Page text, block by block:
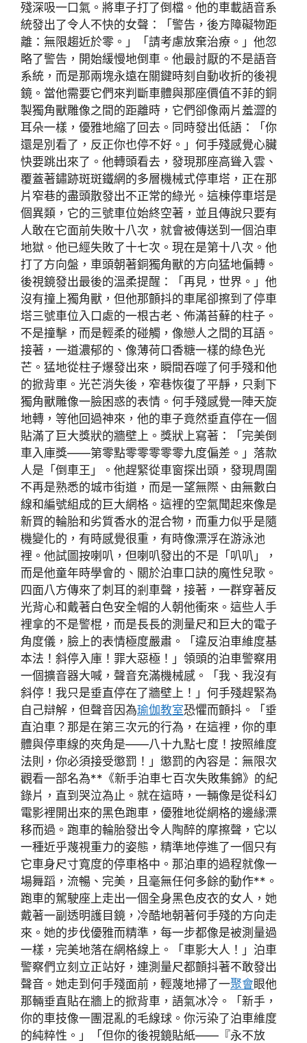
殘深吸一口氣。將車子打了倒檔。他的車載語音系
統發出了令人不快的女聲：「警告，後方障礙物距
離：無限趨近於零。」「請考慮放棄治療。」他忽
略了警告，開始緩慢地倒車。他最討厭的不是語音
系統，而是那兩塊永遠在關鍵時刻自動收折的後視
鏡。當他需要它們來判斷車體與那座價值不菲的銅
製獨角獸雕像之間的距離時，它們卻像兩片羞澀的
耳朵一樣，優雅地縮了回去。同時發出低語：「你
還是別看了，反正你也停不好。」何手殘感覺心臟
快要跳出來了。他轉頭看去，發現那座高聳入雲、
覆蓋著鏽跡斑斑鐵網的多層機械式停車塔，正在那
片窄巷的盡頭散發出不正常的綠光。這棟停車塔是
個異類，它的三號車位始終空著，並且傳說只要有
人敢在它面前失敗十八次，就會被傳送到一個泊車
地獄。他已經失敗了十七次。現在是第十八次。他
打了方向盤，車頭朝著銅獨角獸的方向猛地偏轉。
後視鏡發出最後的溫柔提醒：「再見，世界。」他
沒有撞上獨角獸，但他那顫抖的車尾卻擦到了停車
塔三號車位入口處的一根古老、佈滿苔蘚的柱子。
不是撞擊，而是輕柔的碰觸，像戀人之間的耳語。
接著，一道濃郁的、像薄荷口香糖一樣的綠色光
芒。猛地從柱子爆發出來，瞬間吞噬了何手殘和他
的掀背車。光芒消失後，窄巷恢復了平靜，只剩下
獨角獸雕像一臉困惑的表情。何手殘感覺一陣天旋
地轉，等他回過神來，他的車子竟然垂直停在一個
貼滿了巨大獎狀的牆壁上。獎狀上寫著：「完美倒
車入庫獎——第零點零零零零零九度偏差。」落款
人是「倒車王」。他趕緊從車窗探出頭，發現周圍
不再是熟悉的城市街道，而是一望無際、由無數白
線和編號組成的巨大網格。這裡的空氣聞起來像是
新買的輪胎和劣質香水的混合物，而重力似乎是隨
機變化的，有時感覺很重，有時像漂浮在游泳池
裡。他試圖按喇叭，但喇叭發出的不是「叭叭」，
而是他童年時學會的、關於泊車口訣的魔性兒歌。
四面八方傳來了刺耳的剎車聲，接著，一群穿著反
光背心和戴著白色安全帽的人朝他衝來。這些人手
裡拿的不是警棍，而是長長的測量尺和巨大的電子
角度儀，臉上的表情極度嚴肅。「違反泊車維度基
本法！斜停入庫！罪大惡極！」領頭的泊車警察用
一個擴音器大喊，聲音充滿機械感。「我、我沒有
斜停！我只是垂直停在了牆壁上！」何手殘趕緊為
自己辯解，但聲音因為瑜伽教室恐懼而顫抖。「垂
直泊車？那是在第三次元的行為，在這裡，你的車
體與停車線的夾角是——八十九點七度！按照維度
法則，你必須接受懲罰！」懲罰的內容是：無限次
觀看一部名為**《新手泊車七百次失敗集錦》的紀
錄片，直到哭泣為止。就在這時，一輛像是從科幻
電影裡開出來的黑色跑車，優雅地從網格的邊緣漂
移而過。跑車的輪胎發出令人陶醉的摩擦聲，它以
一種近乎蔑視重力的姿態，精準地停進了一個只有
它車身尺寸寬度的停車格中。那泊車的過程就像一
場舞蹈，流暢、完美，且毫無任何多餘的動作**。
跑車的駕駛座上走出一個全身黑色皮衣的女人，她
戴著一副透明護目鏡，冷酷地朝著何手殘的方向走
來。她的步伐優雅而精準，每一步都像是被測量過
一樣，完美地落在網格線上。「車影大人！」泊車
警察們立刻立正站好，連測量尺都顫抖著不敢發出
聲音。她走到何手殘面前，輕蔑地掃了一聚會眼他
那輛垂直貼在牆上的掀背車，語氣冰冷。「新手，
你的車技像一團混亂的毛線球。你污染了泊車維度
的純粹性。」「但你的後視鏡貼紙——『永不放